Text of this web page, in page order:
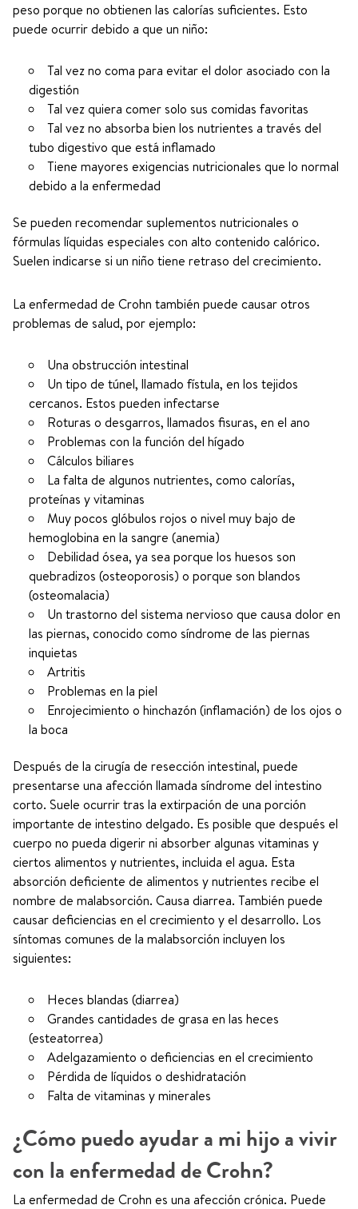
peso porque no obtienen las calorías suficientes. Esto
puede ocurrir debido a que un niño:
Tal vez no coma para evitar el dolor asociado con la
digestión
Tal vez quiera comer solo sus comidas favoritas
Tal vez no absorba bien los nutrientes a través del
tubo digestivo que está inflamado
Tiene mayores exigencias nutricionales que lo normal
debido a la enfermedad
Se pueden recomendar suplementos nutricionales o
fórmulas líquidas especiales con alto contenido calórico.
Suelen indicarse si un niño tiene retraso del crecimiento.
La enfermedad de Crohn también puede causar otros
problemas de salud, por ejemplo:
Una obstrucción intestinal
Un tipo de túnel, llamado fístula, en los tejidos
cercanos. Estos pueden infectarse
Roturas o desgarros, llamados fisuras, en el ano
Problemas con la función del hígado
Cálculos biliares
La falta de algunos nutrientes, como calorías,
proteínas y vitaminas
Muy pocos glóbulos rojos o nivel muy bajo de
hemoglobina en la sangre (anemia)
Debilidad ósea, ya sea porque los huesos son
quebradizos (osteoporosis) o porque son blandos
(osteomalacia)
Un trastorno del sistema nervioso que causa dolor en
las piernas, conocido como síndrome de las piernas
inquietas
Artritis
Problemas en la piel
Enrojecimiento o hinchazón (inflamación) de los ojos o
la boca
Después de la cirugía de resección intestinal, puede
presentarse una afección llamada síndrome del intestino
corto. Suele ocurrir tras la extirpación de una porción
importante de intestino delgado. Es posible que después el
cuerpo no pueda digerir ni absorber algunas vitaminas y
ciertos alimentos y nutrientes, incluida el agua. Esta
absorción deficiente de alimentos y nutrientes recibe el
nombre de malabsorción. Causa diarrea. También puede
causar deficiencias en el crecimiento y el desarrollo. Los
síntomas comunes de la malabsorción incluyen los
siguientes:
Heces blandas (diarrea)
Grandes cantidades de grasa en las heces
(esteatorrea)
Adelgazamiento o deficiencias en el crecimiento
Pérdida de líquidos o deshidratación
Falta de vitaminas y minerales
¿Cómo puedo ayudar a mi hijo a vivir
con la enfermedad de Crohn?
La enfermedad de Crohn es una afección crónica. Puede